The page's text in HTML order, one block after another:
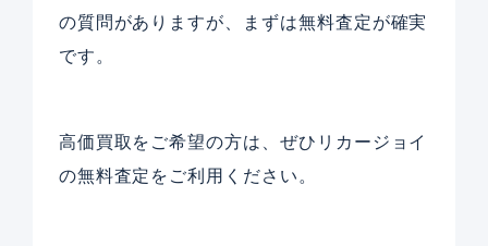
の質問がありますが、まずは無料査定が確実
です。
高価買取をご希望の方は、ぜひリカージョイ
の無料査定をご利用ください。